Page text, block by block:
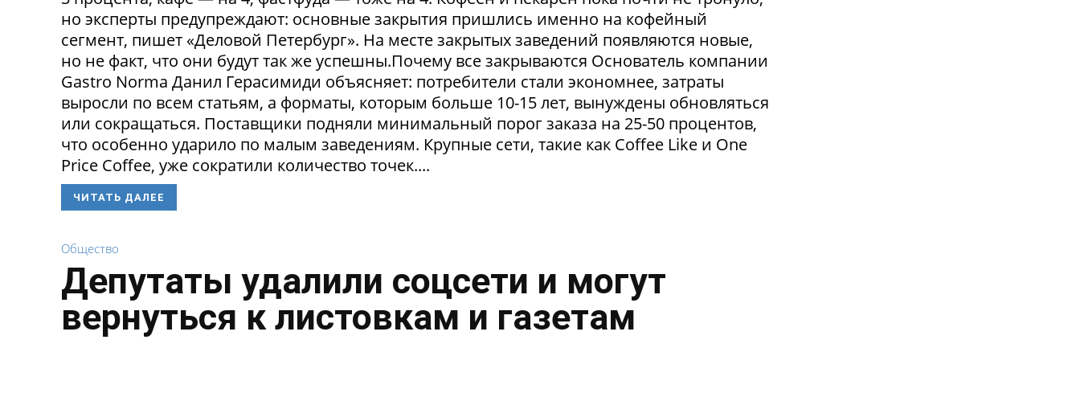
но эксперты предупреждают: основные закрытия пришлись именно на кофейный
сегмент, пишет «Деловой Петербург». На месте закрытых заведений появляются новые,
но не факт, что они будут так же успешны.Почему все закрываются Основатель компании
Gastro Norma Данил Герасимиди объясняет: потребители стали экономнее, затраты
выросли по всем статьям, а форматы, которым больше 10-15 лет, вынуждены обновляться
или сокращаться. Поставщики подняли минимальный порог заказа на 25-50 процентов,
что особенно ударило по малым заведениям. Крупные сети, такие как Coffee Like и One
Price Coffee, уже сократили количество точек....
ЧИТАТЬ ДАЛЕЕ
Общество
Депутаты удалили соцсети и могут
вернуться к листовкам и газетам